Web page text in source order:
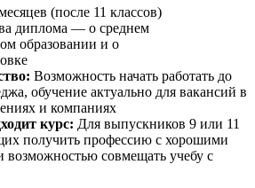
(после 11 классов)
диплома — о среднем
образовании и о
Возможность начать работать до
обучение актуально для вакансий в
и компаниях
курс: Для выпускников 9 или 11
получить профессию с хорошими
возможностью совмещать учебу с